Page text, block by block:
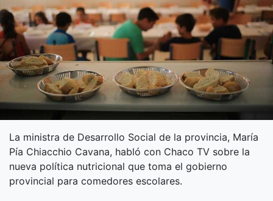
La ministra de Desarrollo Social de la provincia, María
Pía Chiacchio Cavana, habló con Chaco TV sobre la
nueva política nutricional que toma el gobierno
provincial para comedores escolares.